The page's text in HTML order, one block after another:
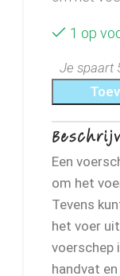
1 op
Je spaart
Een
om het
Tevens
het voer
voerschep
handvat